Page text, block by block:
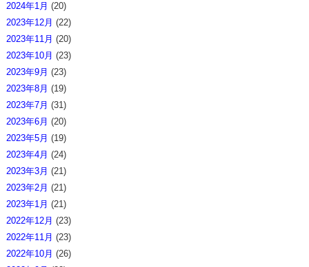
2024年1月 (20)
2023年12月 (22)
2023年11月 (20)
2023年10月 (23)
2023年9月 (23)
2023年8月 (19)
2023年7月 (31)
2023年6月 (20)
2023年5月 (19)
2023年4月 (24)
2023年3月 (21)
2023年2月 (21)
2023年1月 (21)
2022年12月 (23)
2022年11月 (23)
2022年10月 (26)